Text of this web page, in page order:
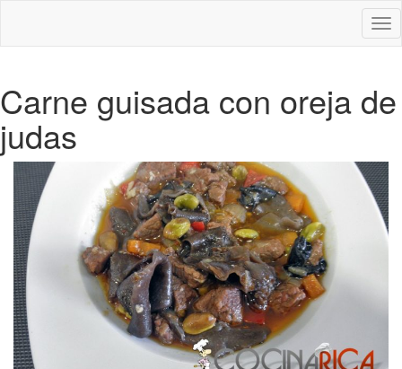
Carne guisada con oreja de
judas